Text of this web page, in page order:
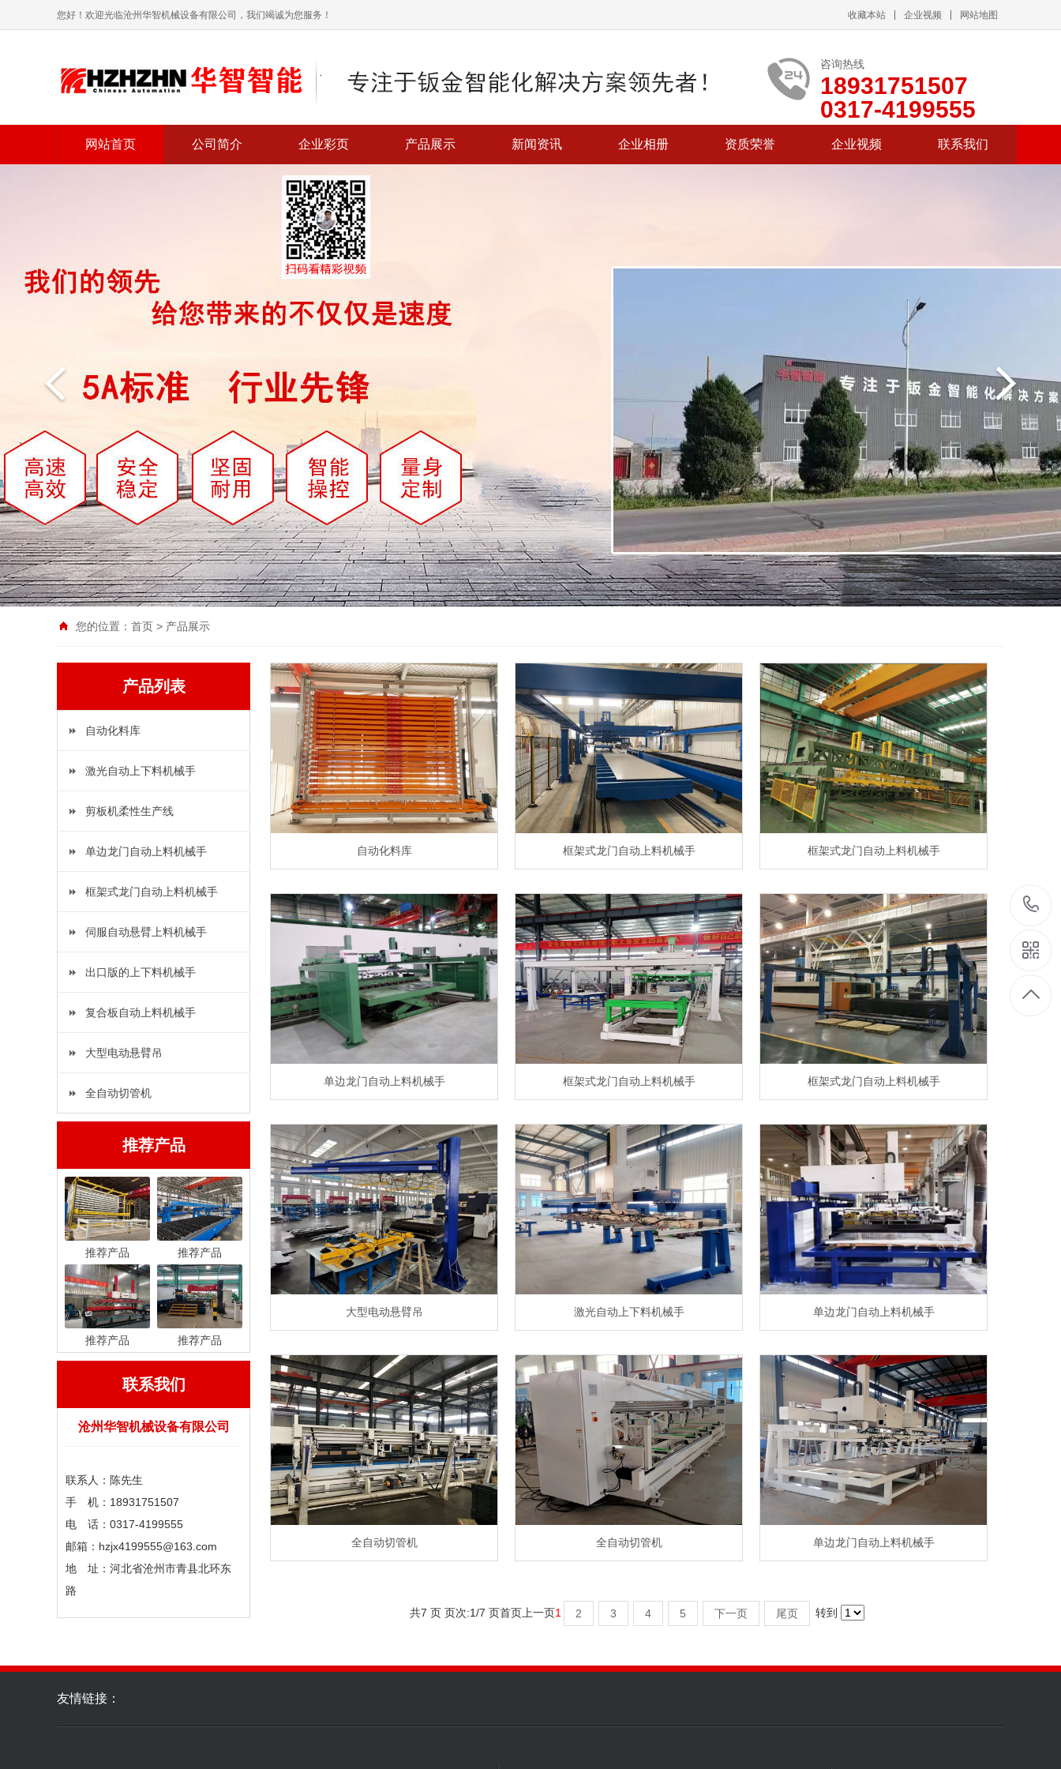
您好！欢迎光临沧州华智机械设备有限公司，我们竭诚为您服务！ 收藏本站 企业视频 网站地图
咨询热线
18931751507
0317-4199555
网站首页 公司简介 企业彩页 产品展示 新闻资讯 企业相册 资质荣誉 企业视频 联系我们
您的位置： 首页 > 产品展示
产品列表
自动化料库
激光自动上下料机械手
剪板机柔性生产线
单边龙门自动上料机械手
框架式龙门自动上料机械手
伺服自动悬臂上料机械手
出口版的上下料机械手
复合板自动上料机械手
大型电动悬臂吊
全自动切管机
推荐产品
推荐产品 推荐产品
推荐产品 推荐产品
联系我们
沧州华智机械设备有限公司
联系人：陈先生
手 机：18931751507
电 话：0317-4199555
邮箱：hzjx4199555@163.com
地 址：河北省沧州市青县北环东
路
自动化料库 框架式龙门自动上料机械手 框架式龙门自动上料机械手
单边龙门自动上料机械手 框架式龙门自动上料机械手 框架式龙门自动上料机械手
大型电动悬臂吊 激光自动上下料机械手 单边龙门自动上料机械手
全自动切管机 全自动切管机 单边龙门自动上料机械手
共7 页 页次:1/7 页首页 上一页1 2 3 4 5 下一页 尾页 转到
友情链接：